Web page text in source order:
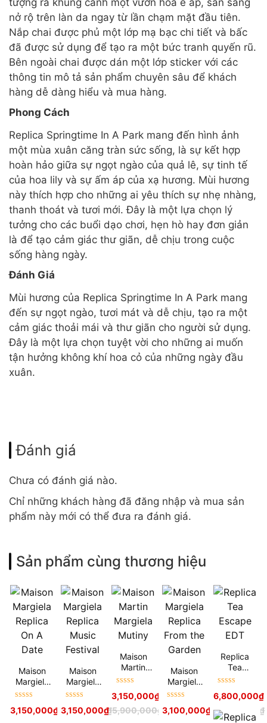
tượng ra khung cảnh một vườn hoa e ấp, sẵn sàng
nở rộ trên làn da ngay từ lần chạm mặt đầu tiên.
Nắp chai được phủ một lớp mạ bạc chi tiết và bấc
đã được sử dụng để tạo ra một bức tranh quyến rũ.
Bên ngoài chai được dán một lớp sticker với các
thông tin mô tả sản phẩm chuyên sâu để khách
hàng dễ dàng hiểu và mua hàng.
Phong Cách
Replica Springtime In A Park mang đến hình ảnh
một mùa xuân căng tràn sức sống, là sự kết hợp
hoàn hảo giữa sự ngọt ngào của quả lê, sự tinh tế
của hoa lily và sự ấm áp của xạ hương. Mùi hương
này thích hợp cho những ai yêu thích sự nhẹ nhàng,
thanh thoát và tươi mới. Đây là một lựa chọn lý
tưởng cho các buổi dạo chơi, hẹn hò hay đơn giản
là để tạo cảm giác thư giãn, dễ chịu trong cuộc
sống hàng ngày.
Đánh Giá
Mùi hương của Replica Springtime In A Park mang
đến sự ngọt ngào, tươi mát và dễ chịu, tạo ra một
cảm giác thoải mái và thư giãn cho người sử dụng.
Đây là một lựa chọn tuyệt vời cho những ai muốn
tận hưởng không khí hoa cỏ của những ngày đầu
xuân.
Đánh giá
Chưa có đánh giá nào.
Chỉ những khách hàng đã đăng nhập và mua sản
phẩm này mới có thể đưa ra đánh giá.
Sản phẩm cùng thương hiệu
Maison
Margiela
Replica On
hạng5sao 6,200,000₫
3,150,000₫
Maison
Margiela
Replica
Festival
hạng5sao 5,900,000₫
3,150,000₫
Maison
Martin
Margiela
hạng5sao 5,900,000 ₫
3,150,000₫
Maison
Margiela
Replica
Garden
hạng5sao 5,500,000 ₫
3,100,000₫
Replica
Tea
Escape
hạng5sao
6,800,000₫